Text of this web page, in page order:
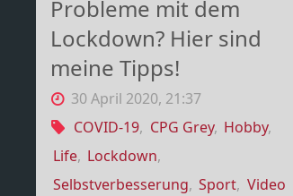
Probleme mit dem
Lockdown? Hier sind
meine Tipps!
30 April 2020, 21:37
COVID-19, CPG Grey, Hobby,
Life, Lockdown,
Selbstverbesserung, Sport, Video